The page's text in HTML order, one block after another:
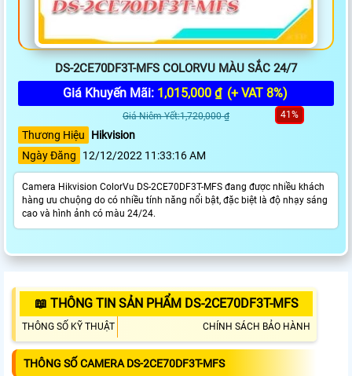
DS-2CE70DF3T-MFS COLORVU MÀU SẮC 24/7
Giá Khuyến Mãi: 1,015,000 ₫ (+ VAT 8%)
Giá Niêm Yết:1,720,000 ₫ 41%
Thương Hiệu
Hikvision
Ngày Đăng
12/12/2022 11:33:16 AM
Camera Hikvision ColorVu DS-2CE70DF3T-MFS đang được nhiều khách
hàng ưu chuộng do có nhiều tính năng nổi bật, đặc biệt là độ nhạy sáng
cao và hình ảnh có màu 24/24.
📖 THÔNG TIN SẢN PHẨM DS-2CE70DF3T-MFS
THÔNG SỐ KỸ THUẬT CHÍNH SÁCH BẢO HÀNH
THÔNG SỐ CAMERA DS-2CE70DF3T-MFS